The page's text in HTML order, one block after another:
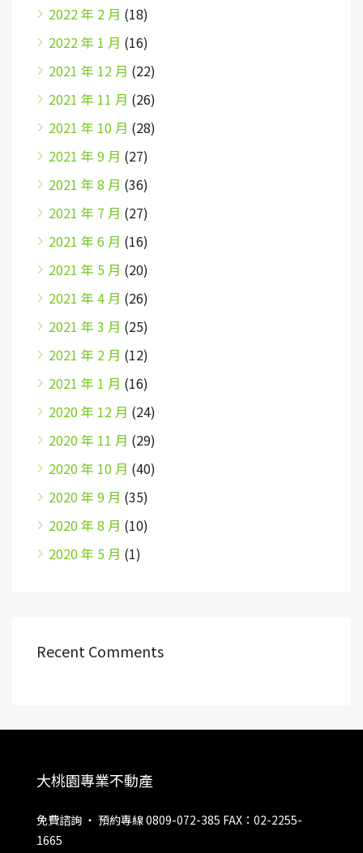
2022 年 2 月 (18)
2022 年 1 月 (16)
2021 年 12 月 (22)
2021 年 11 月 (26)
2021 年 10 月 (28)
2021 年 9 月 (27)
2021 年 8 月 (36)
2021 年 7 月 (27)
2021 年 6 月 (16)
2021 年 5 月 (20)
2021 年 4 月 (26)
2021 年 3 月 (25)
2021 年 2 月 (12)
2021 年 1 月 (16)
2020 年 12 月 (24)
2020 年 11 月 (29)
2020 年 10 月 (40)
2020 年 9 月 (35)
2020 年 8 月 (10)
2020 年 5 月 (1)
Recent Comments
大桃園專業不動產
免費諮詢 ‧ 預約專線 0809-072-385 FAX：02-2255-
1665